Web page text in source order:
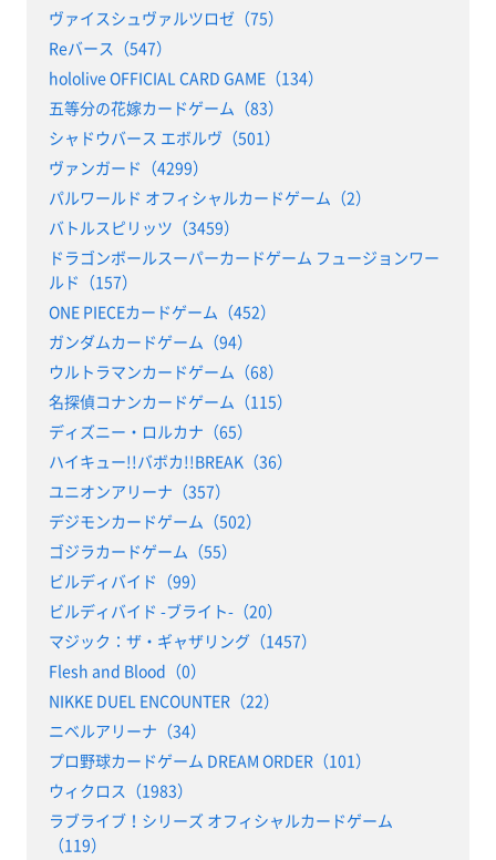
ヴァイスシュヴァルツロゼ（75）
Reバース（547）
hololive OFFICIAL CARD GAME（134）
五等分の花嫁カードゲーム（83）
シャドウバース エボルヴ（501）
ヴァンガード（4299）
パルワールド オフィシャルカードゲーム（2）
バトルスピリッツ（3459）
ドラゴンボールスーパーカードゲーム フュージョンワー
ルド（157）
ONE PIECEカードゲーム（452）
ガンダムカードゲーム（94）
ウルトラマンカードゲーム（68）
名探偵コナンカードゲーム（115）
ディズニー・ロルカナ（65）
ハイキュー!!バボカ!!BREAK（36）
ユニオンアリーナ（357）
デジモンカードゲーム（502）
ゴジラカードゲーム（55）
ビルディバイド（99）
ビルディバイド -ブライト-（20）
マジック：ザ・ギャザリング（1457）
Flesh and Blood（0）
NIKKE DUEL ENCOUNTER（22）
ニベルアリーナ（34）
プロ野球カードゲーム DREAM ORDER（101）
ウィクロス（1983）
ラブライブ！シリーズ オフィシャルカードゲーム
（119）